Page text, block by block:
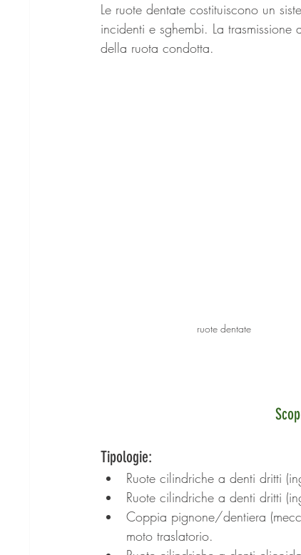
Le ruote dentate costituiscono un
incidenti e sghembi. La
della ruota
ruote dentate
Tipologie:
Ruote cilindriche a denti dritti
Ruote cilindriche a denti dritti
Coppia pignone/dentiera
moto traslatorio.